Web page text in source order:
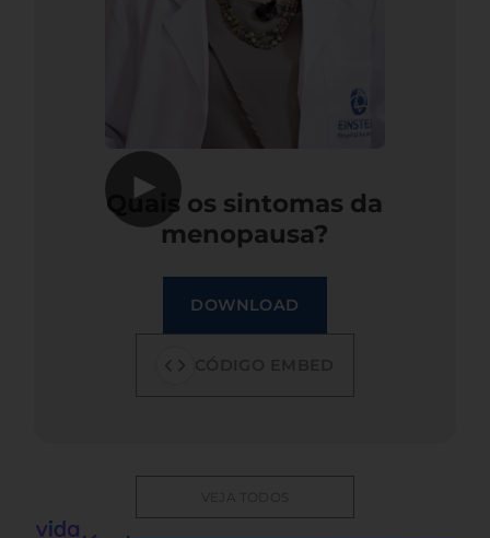
▶
Quais os sintomas da
menopausa?
DOWNLOAD
VEJA TODOS